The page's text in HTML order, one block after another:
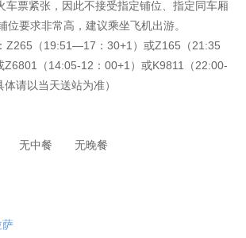
车票紧张，因此不接受指定铺位、指定同车厢
位要求非常高，建议乘坐飞机出游。
Z265（19:51—17：30+1）或Z165（21:35
（14:05-12：00+1）或K9811（22:00-
请以当天送站为准）
无中餐 无晚餐
萨